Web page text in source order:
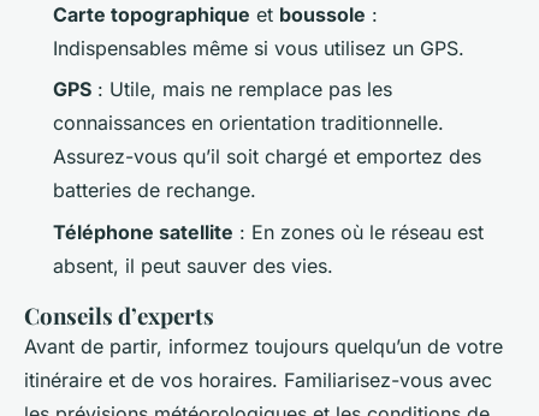
Carte topographique et boussole :
Indispensables même si vous utilisez un GPS.
GPS : Utile, mais ne remplace pas les
connaissances en orientation traditionnelle.
Assurez-vous qu’il soit chargé et emportez des
batteries de rechange.
Téléphone satellite : En zones où le réseau est
absent, il peut sauver des vies.
Conseils d’experts
Avant de partir, informez toujours quelqu’un de votre
itinéraire et de vos horaires. Familiarisez-vous avec